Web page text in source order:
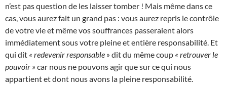
n’est pas question de les laisser tomber ! Mais même dans ce
cas, vous aurez fait un grand pas : vous aurez repris le contrôle
de votre vie et même vos souffrances passeraient alors
immédiatement sous votre pleine et entière responsabilité. Et
qui dit « redevenir responsable » dit du même coup « retrouver le
pouvoir » car nous ne pouvons agir que sur ce qui nous
appartient et dont nous avons la pleine responsabilité.